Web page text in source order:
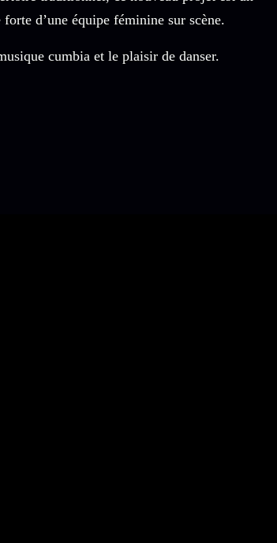
d’une équipe féminine sur scène.
cumbia et le plaisir de danser.